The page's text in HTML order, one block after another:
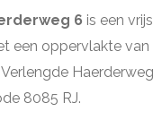
6 is een
een oppervlakte
8085 RJ.